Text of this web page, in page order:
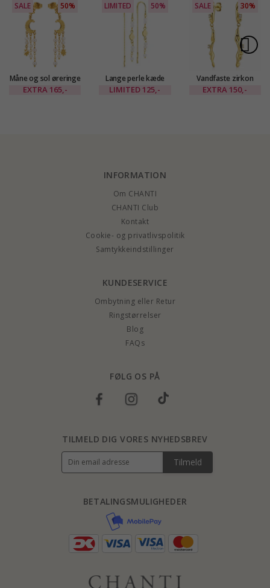
SALE 50%
Måne og sol øreringe
i forgyldt messing -
EXTRA 165,-
LIMITED 50%
Lange perle kæde
øreringe i forgyldt
LIMITED 125,-
SALE 30%
Vandfaste zirkon
øreringe i forgyldt
EXTRA 150,-
INFORMATION
Om CHANTI
CHANTI Club
Kontakt
Cookie- og privatlivspolitik
Samtykkeindstillinger
KUNDESERVICE
Ombytning eller Retur
Ringstørrelser
Blog
FAQs
FØLG OS PÅ
BETALINGSMULIGHEDER
TILMELD DIG VORES NYHEDSBREV
Tilmeld